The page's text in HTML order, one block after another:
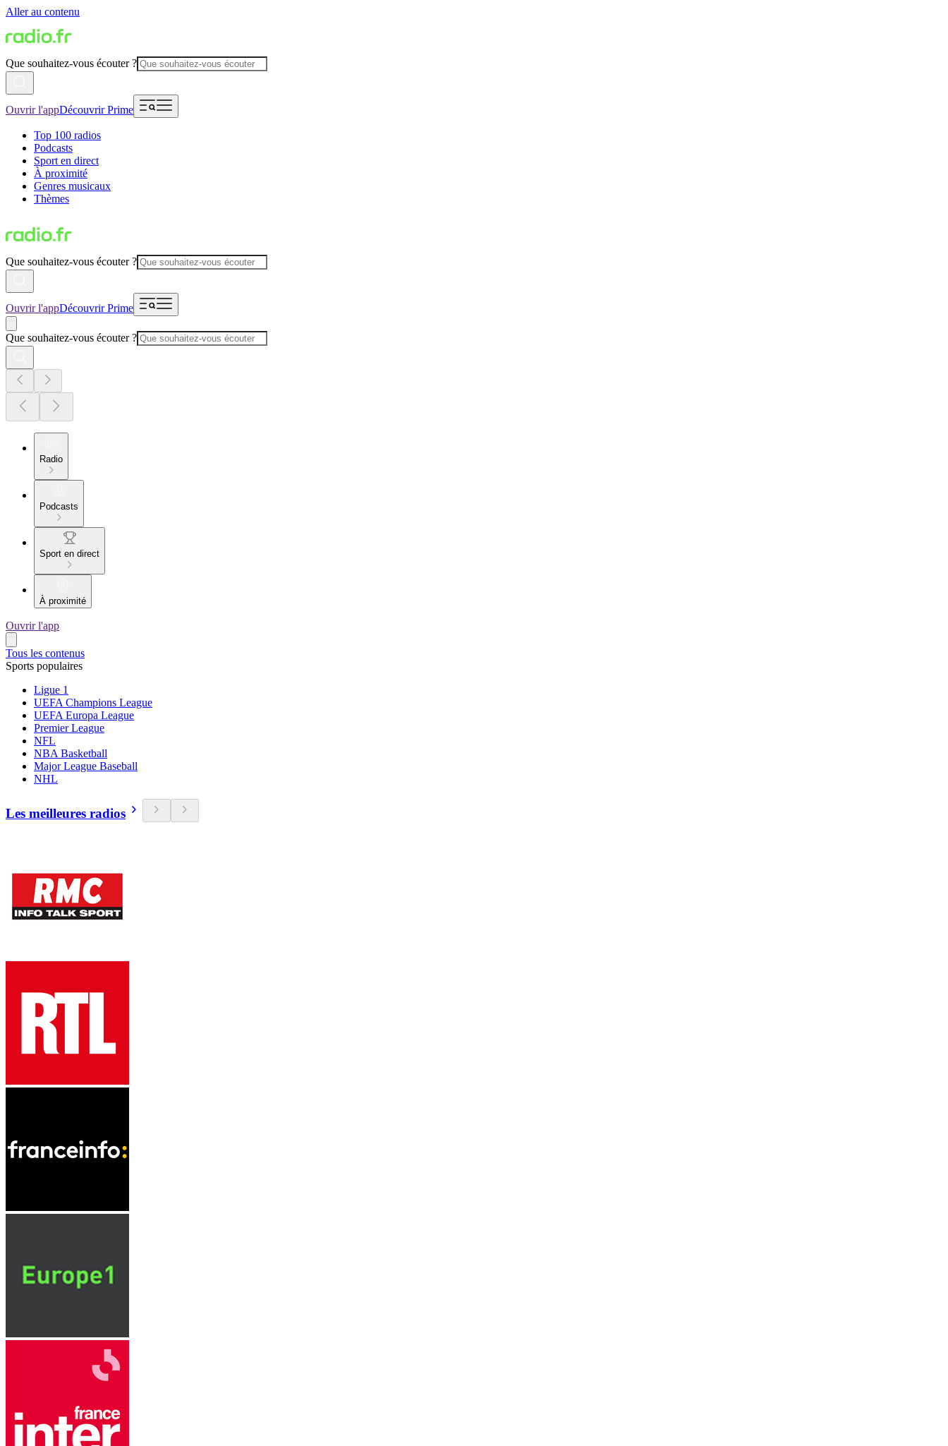
Aller au contenu
Que souhaitez-vous écouter ?
Ouvrir l'appDécouvrir Prime
Top 100 radios
Podcasts
Sport en direct
À proximité
Genres musicaux
Thèmes
Que souhaitez-vous écouter ?
Ouvrir l'appDécouvrir Prime
Que souhaitez-vous écouter ?
Radio
Podcasts
Sport en direct
À proximité
Ouvrir l'app
Tous les contenus
Sports populaires
Ligue 1
UEFA Champions League
UEFA Europa League
Premier League
NFL
NBA Basketball
Major League Baseball
NHL
Les meilleures radios